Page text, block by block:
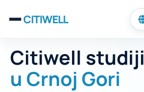
CITIWELL
Citiwell studiji
u Crnoj Gori